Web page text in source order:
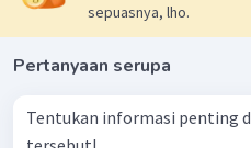
sepuasnya, lho.
Pertanyaan serupa
Tentukan informasi penting